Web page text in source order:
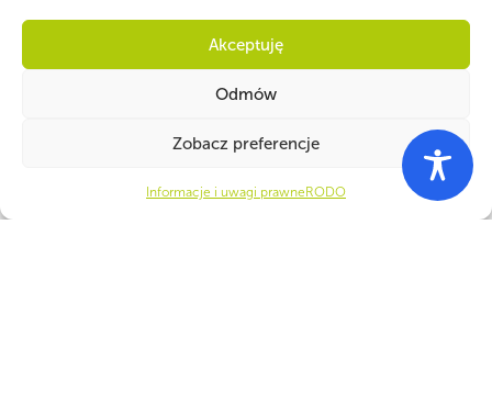
Akceptuję
Odmów
Zobacz preferencje
Informacje i uwagi prawne RODO